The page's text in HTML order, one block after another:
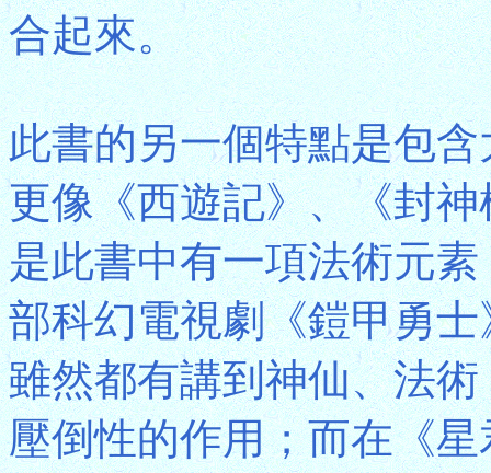
合起來。
此書的另一個特點是包
更像《西遊記》、《封
是此書中有一項法術元
部科幻電視劇《鎧甲勇
雖然都有講到神仙、法
壓倒性的作用；而在《